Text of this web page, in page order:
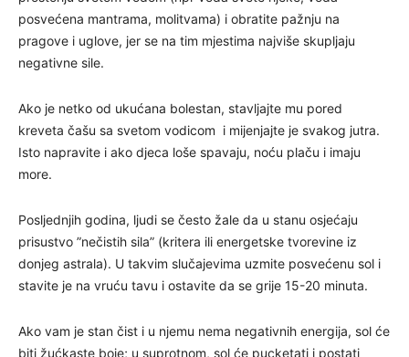
posvećena mantrama, molitvama) i obratite pažnju na
pragove i uglove, jer se na tim mjestima najviše skupljaju
negativne sile.
Ako je netko od ukućana bolestan, stavljajte mu pored
kreveta čašu sa svetom vodicom i mijenjajte je svakog jutra.
Isto napravite i ako djeca loše spavaju, noću plaču i imaju
more.
Posljednjih godina, ljudi se često žale da u stanu osjećaju
prisustvo ”nečistih sila” (kritera ili energetske tvorevine iz
donjeg astrala). U takvim slučajevima uzmite posvećenu sol i
stavite je na vruću tavu i ostavite da se grije 15-20 minuta.
Ako vam je stan čist i u njemu nema negativnih energija, sol će
biti žućkaste boje; u suprotnom, sol će pucketati i postati